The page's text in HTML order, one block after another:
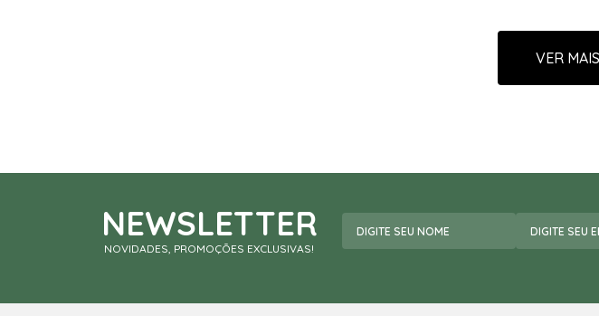
NEWSLETTER
NOVIDADES, PROMOÇÕES EXCLUSIVAS!